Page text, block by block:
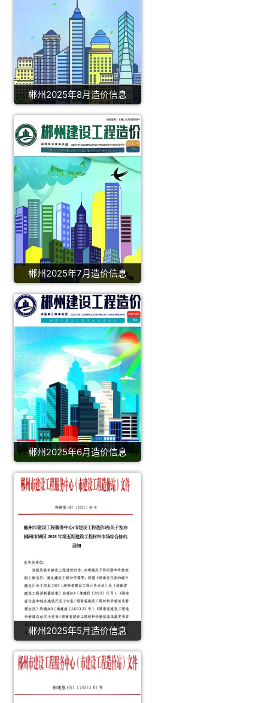
郴州2025年8月造价信息
郴州2025年7月造价信息
郴州2025年6月造价信息
郴州2025年5月造价信息